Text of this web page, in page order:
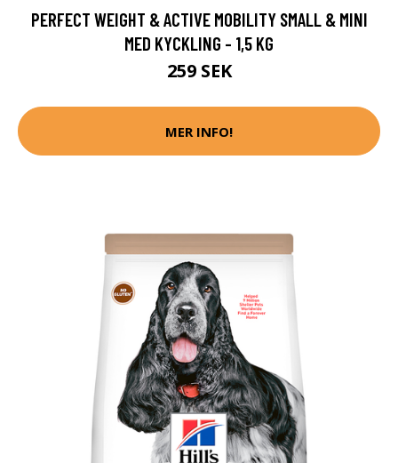
PERFECT WEIGHT & ACTIVE MOBILITY SMALL & MINI
MED KYCKLING - 1,5 KG
259 SEK
MER INFO!